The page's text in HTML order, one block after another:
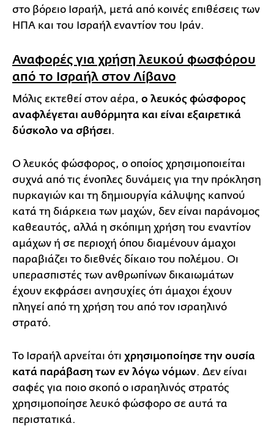
στο βόρειο Ισραήλ, μετά από κοινές επιθέσεις των
ΗΠΑ και του Ισραήλ εναντίον του Ιράν.
Αναφορές για χρήση λευκού φωσφόρου
από το Ισραήλ στον Λίβανο
Μόλις εκτεθεί στον αέρα, ο λευκός φώσφορος
αναφλέγεται αυθόρμητα και είναι εξαιρετικά
δύσκολο να σβήσει.
Ο λευκός φώσφορος, ο οποίος χρησιμοποιείται
συχνά από τις ένοπλες δυνάμεις για την πρόκληση
πυρκαγιών και τη δημιουργία κάλυψης καπνού
κατά τη διάρκεια των μαχών, δεν είναι παράνομος
καθεαυτός, αλλά η σκόπιμη χρήση του εναντίον
αμάχων ή σε περιοχή όπου διαμένουν άμαχοι
παραβιάζει το διεθνές δίκαιο του πολέμου. Οι
υπερασπιστές των ανθρωπίνων δικαιωμάτων
έχουν εκφράσει ανησυχίες ότι άμαχοι έχουν
πληγεί από τη χρήση του από τον ισραηλινό
στρατό.
Το Ισραήλ αρνείται ότι χρησιμοποίησε την ουσία
κατά παράβαση των εν λόγω νόμων. Δεν είναι
σαφές για ποιο σκοπό ο ισραηλινός στρατός
χρησιμοποίησε λευκό φώσφορο σε αυτά τα
περιστατικά.